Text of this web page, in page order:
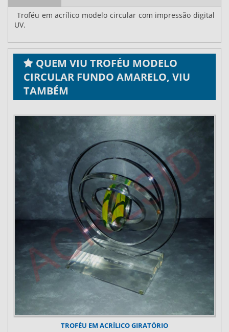
Troféu em acrílico modelo circular com impressão digital
UV.
QUEM VIU TROFÉU MODELO
CIRCULAR FUNDO AMARELO, VIU
TAMBÉM
TROFÉU EM ACRÍLICO GIRATÓRIO